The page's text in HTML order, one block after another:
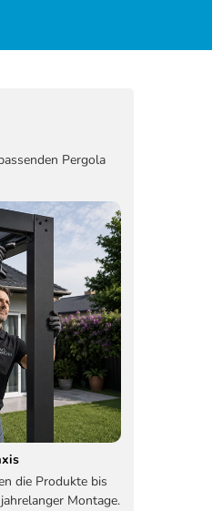
Pergola
die Produkte bis
Montage.